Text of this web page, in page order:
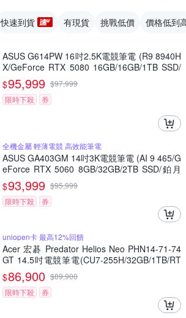
快速到貨 有現貨 挑戰低價 價格低到
ASUS G614PW 16吋2.5K電競筆電 (R9 8940H
X/GeForce RTX 5080 16GB/16GB/1TB SSD/
幻潮黑/ROG Strix G16)
$95,999 $97,999
限時下殺
券
全機金屬 輕薄電競 高效能筆電
ASUS GA403GM 14吋3K電競筆電 (AI 9 465/G
eForce RTX 5060 8GB/32GB/2TB SSD/鉑月
銀/有燈效/ROG Zephyrus G14)
$93,999 $95,999
限時下殺
券
uniopen卡 最高12%回饋
Acer 宏碁 Predator Helios Neo PHN14-71-74
GT 14.5吋電競筆電(CU7-255H/32GB/1TB/RT
X5060/Win11)
$86,900 $89,900
限時下殺
券